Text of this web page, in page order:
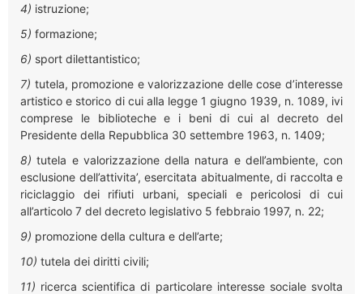
4) istruzione;
5) formazione;
6) sport dilettantistico;
7) tutela, promozione e valorizzazione delle cose d’interesse
artistico e storico di cui alla legge 1 giugno 1939, n. 1089, ivi
comprese le biblioteche e i beni di cui al decreto del
Presidente della Repubblica 30 settembre 1963, n. 1409;
8) tutela e valorizzazione della natura e dell’ambiente, con
esclusione dell’attivita’, esercitata abitualmente, di raccolta e
riciclaggio dei rifiuti urbani, speciali e pericolosi di cui
all’articolo 7 del decreto legislativo 5 febbraio 1997, n. 22;
9) promozione della cultura e dell’arte;
10) tutela dei diritti civili;
11) ricerca scientifica di particolare interesse sociale svolta